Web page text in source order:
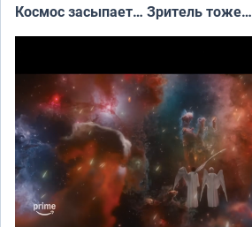
Космос засыпает… Зритель тоже…